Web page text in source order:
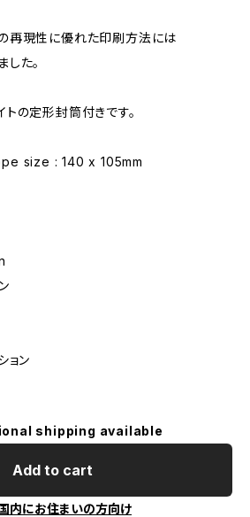
再現性に優れた印刷方法には
た。
の定形封筒付きです。
size : 140 x 105mm
ョン
shipping available
Add to cart
内にお住まいの方向け